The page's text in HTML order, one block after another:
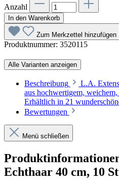
Anzahl
In den Warenkorb
Zum Merkzettel hinzufügen
Produktnummer: 3520115
Alle Varianten anzeigen
Beschreibung
L.A.
aus hochwertigem,
Erhältlich in 21
Bewertungen
Menü schließen
Echthaar 40 cm, 10